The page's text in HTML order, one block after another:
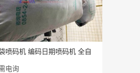
喷码机 编码日期喷码机 全自
电询